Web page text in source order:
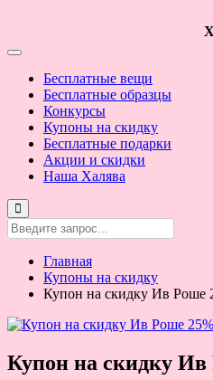
Бесплатные вещи
Бесплатные образцы
Конкурсы
Купоны на скидку
Бесплатные подарки
Акции и скидки
Наша Халява
Главная
Купоны на скидку
Купон на скидку Ив Роше
Купон на скидку Ив